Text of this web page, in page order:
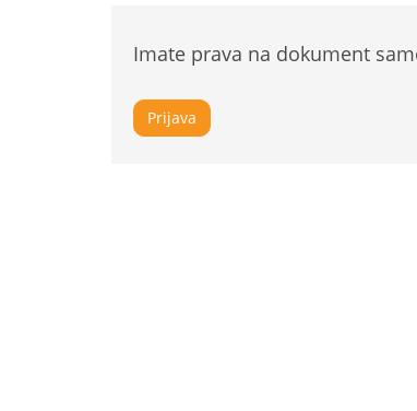
Imate prava na dokument
Prijava